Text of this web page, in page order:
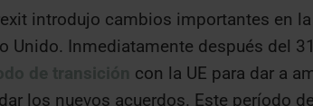
introdujo cambios importantes en
Unido. Inmediatamente después del
con la UE para dar a
los nuevos acuerdos. Este período